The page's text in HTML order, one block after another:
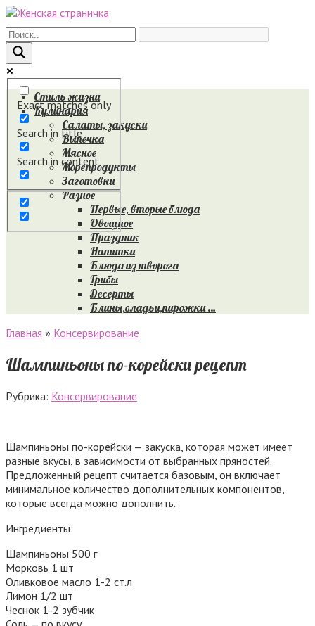
Перейти
к
контенту
Exact matches only
Search in title
Search in content
Стиль жизни
Кулинария
Салаты, закуски
Выпечка
Мясное
Морепродукты
Заготовки
Разное
Первые, вторые блюда
Овощное
Праздник
Напитки
Блюда из творога
Грибы
Десерты
Блины,оладьи,пирожки …
Главная » Консервирование
Шампиньоны по-корейски рецепт
Рубрика: Консервирование
Шампиньоны по-корейски — закуска, которая может имеет
разные вкусы, в зависимости от выбранных пряностей.
Предложенный рецепт считается базовым, он включает
минимальное количество дополнительных компонентов,
которые всегда можно дополнить.
Ингредиенты:
Шампиньоны 500 г
Морковь 1 шт
Оливковое масло 1-2 ст.л
Лимон 1/2 шт
Чеснок 1-2 зубчик